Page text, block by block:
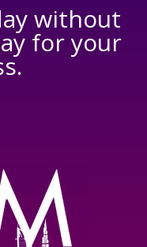
without
for your